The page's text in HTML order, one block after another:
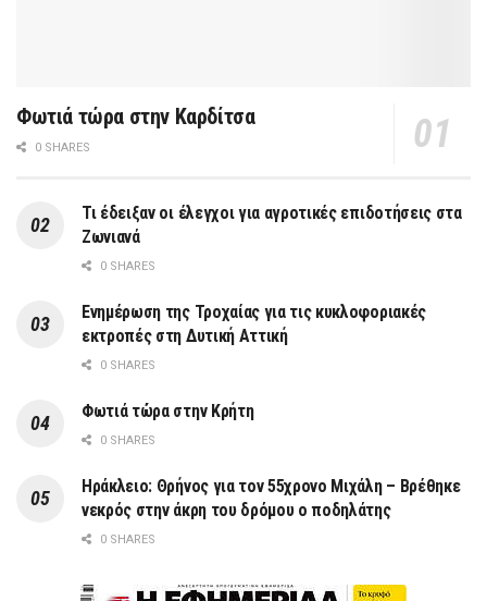
Φωτιά τώρα στην Καρδίτσα
0 SHARES
Τι έδειξαν οι έλεγχοι για αγροτικές επιδοτήσεις στα
Ζωνιανά
0 SHARES
Ενημέρωση της Τροχαίας για τις κυκλοφοριακές
εκτροπές στη Δυτική Αττική
0 SHARES
Φωτιά τώρα στην Κρήτη
0 SHARES
Ηράκλειο: Θρήνος για τον 55χρονο Μιχάλη – Βρέθηκε
νεκρός στην άκρη του δρόμου ο ποδηλάτης
0 SHARES